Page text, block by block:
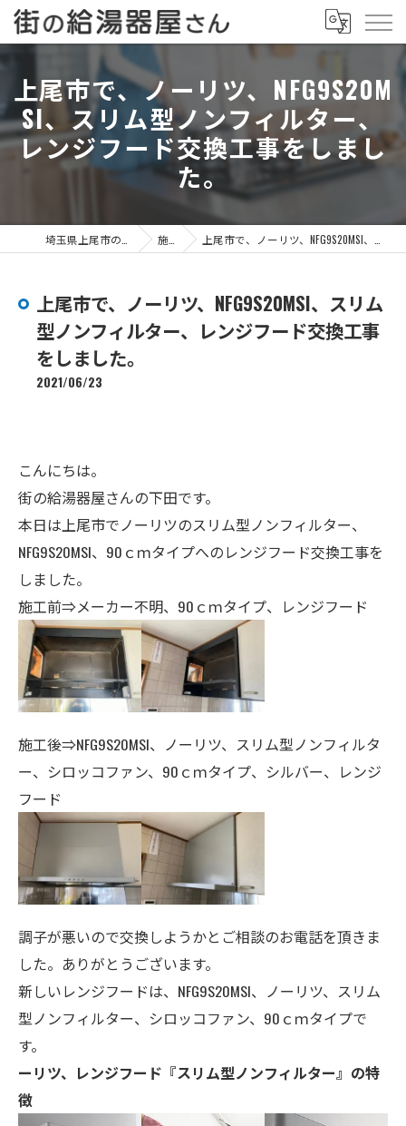
上尾市で、ノーリツ、NFG9S20M
SI、スリム型ノンフィルター、
レンジフード交換工事をしまし
た。
施工事例 上尾市で、ノーリツ、NFG9S20MSI、スリム型ノンフィルター、レンジフード交換工事をしました。
上尾市で、ノーリツ、NFG9S20MSI、スリム
型ノンフィルター、レンジフード交換工事
をしました。
2021/06/23
こんにちは。
街の給湯器屋さんの下田です。
本日は上尾市でノーリツのスリム型ノンフィルター、
NFG9S20MSI、90ｃｍタイプへのレンジフード交換工事を
しました。
施工前⇒メーカー不明、90ｃｍタイプ、レンジフード
施工後⇒NFG9S20MSI、ノーリツ、スリム型ノンフィルタ
ー、シロッコファン、90ｃｍタイプ、シルバー、レンジ
フード
調子が悪いので交換しようかとご相談のお電話を頂きま
した。ありがとうございます。
新しいレンジフードは、NFG9S20MSI、ノーリツ、スリム
型ノンフィルター、シロッコファン、90ｃｍタイプで
す。
ーリツ、レンジフード『スリム型ノンフィルター』の特
徴